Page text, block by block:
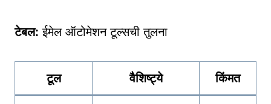
टेबल: ईमेल ऑटोमेशन टूल्सची तुलना
टूल वैशिष्ट्ये किंमत